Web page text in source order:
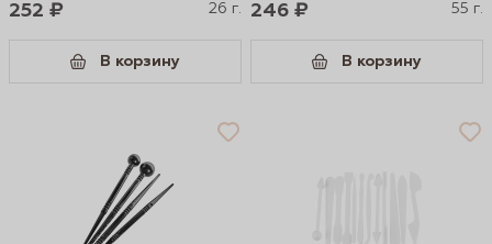
252 ₽ 26 г.
В корзину
246 ₽ 55 г.
В корзину